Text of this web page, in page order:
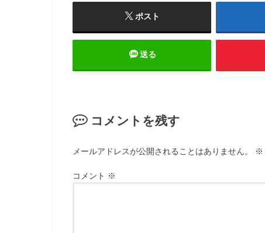
ポスト
送る
コメントを残す
メールアドレスが公開されることはありません。 ※
コメント ※